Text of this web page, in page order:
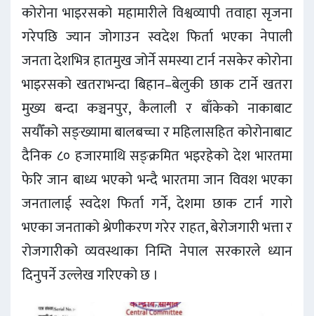
कोरोना भाइरसको महामारीले विश्वव्यापी तवाहा सृजना
गरेपछि ज्यान जोगाउन स्वदेश फिर्ता भएका नेपाली
जनता देशभित्र हातमुख जोर्ने समस्या टार्न नसकेर कोरोना
भाइरसको खतराभन्दा बिहान–बेलुकी छाक टार्ने खतरा
मुख्य बन्दा कञ्चनपुर, कैलाली र बाँकेको नाकाबाट
सयौँको सङ्ख्यामा बालबच्चा र महिलासहित कोरोनाबाट
दैनिक ८० हजारमाथि सङ्क्रमित भइरहेको देश भारतमा
फेरि जान बाध्य भएको भन्दै भारतमा जान विवश भएका
जनतालाई स्वदेश फिर्ता गर्ने, देशमा छाक टार्न गारो
भएका जनताको श्रेणीकरण गरेर राहत, बेरोजगारी भत्ता र
रोजगारीको व्यवस्थाका निम्ति नेपाल सरकारले ध्यान
दिनुपर्ने उल्लेख गरिएको छ ।